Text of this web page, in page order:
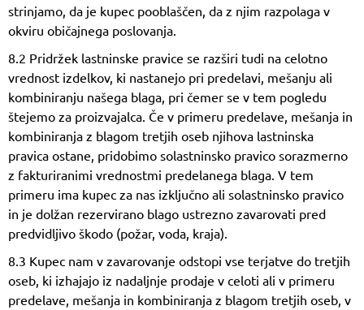
strinjamo, da je kupec pooblaščen, da z njim razpolaga v
okviru običajnega poslovanja.
8.2 Pridržek lastninske pravice se razširi tudi na celotno
vrednost izdelkov, ki nastanejo pri predelavi, mešanju ali
kombiniranju našega blaga, pri čemer se v tem pogledu
štejemo za proizvajalca. Če v primeru predelave, mešanja in
kombiniranja z blagom tretjih oseb njihova lastninska
pravica ostane, pridobimo solastninsko pravico sorazmerno
z fakturiranimi vrednostmi predelanega blaga. V tem
primeru ima kupec za nas izključno ali solastninsko pravico
in je dolžan rezervirano blago ustrezno zavarovati pred
predvidljivo škodo (požar, voda, kraja).
8.3 Kupec nam v zavarovanje odstopi vse terjatve do tretjih
oseb, ki izhajajo iz nadaljnje prodaje v celoti ali v primeru
predelave, mešanja in kombiniranja z blagom tretjih oseb, v